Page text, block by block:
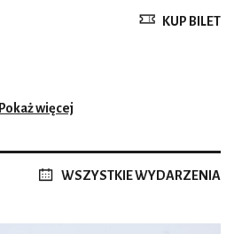
KUP BILET
Pokaż więcej
WSZYSTKIE WYDARZENIA